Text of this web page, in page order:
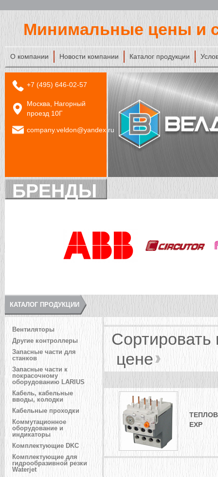
Минимальные цены и
О компании Новости компании Каталог продукции
+7 (495) 646-02-57
Москва, Нагорный
проезд 10Г
company.veldon@yandex.ru
БРЕНДЫ
КАТАЛОГ ПРОДУКЦИИ
Вентиляторы
Другие контроллеры
Запасные части для
станков
Запасные части к
покрасочному
оборудованию LARIUS
Кабель, кабельные
вводы, колодки
Кабельные проходки
Коммутационное
оборудование и
индикаторы
Комплектующие DKC
Комплектующие для
гидрообразивной резки
Waterjet
цене
EXP